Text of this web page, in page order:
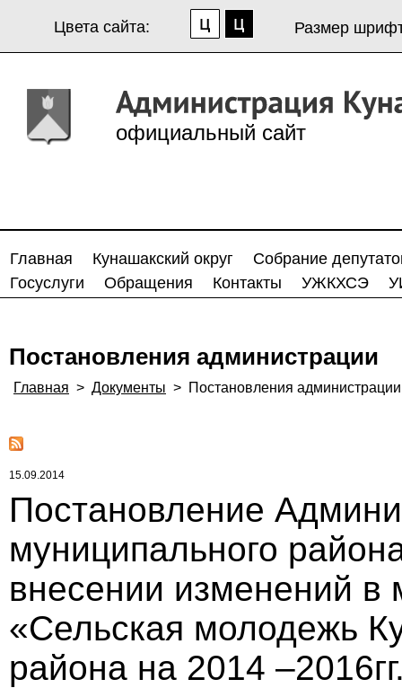
Цвета сайта: Размер
официальный сайт
Главная Кунашакский округ
Собрание
Госуслуги
Обращения Контакты УЖКХСЭ
Постановления администрации
Главная > Документы > Постановления администрации
15.09.2014
Постановление
муниципального
внесении изменений
«Сельская молодежь
района на 2014